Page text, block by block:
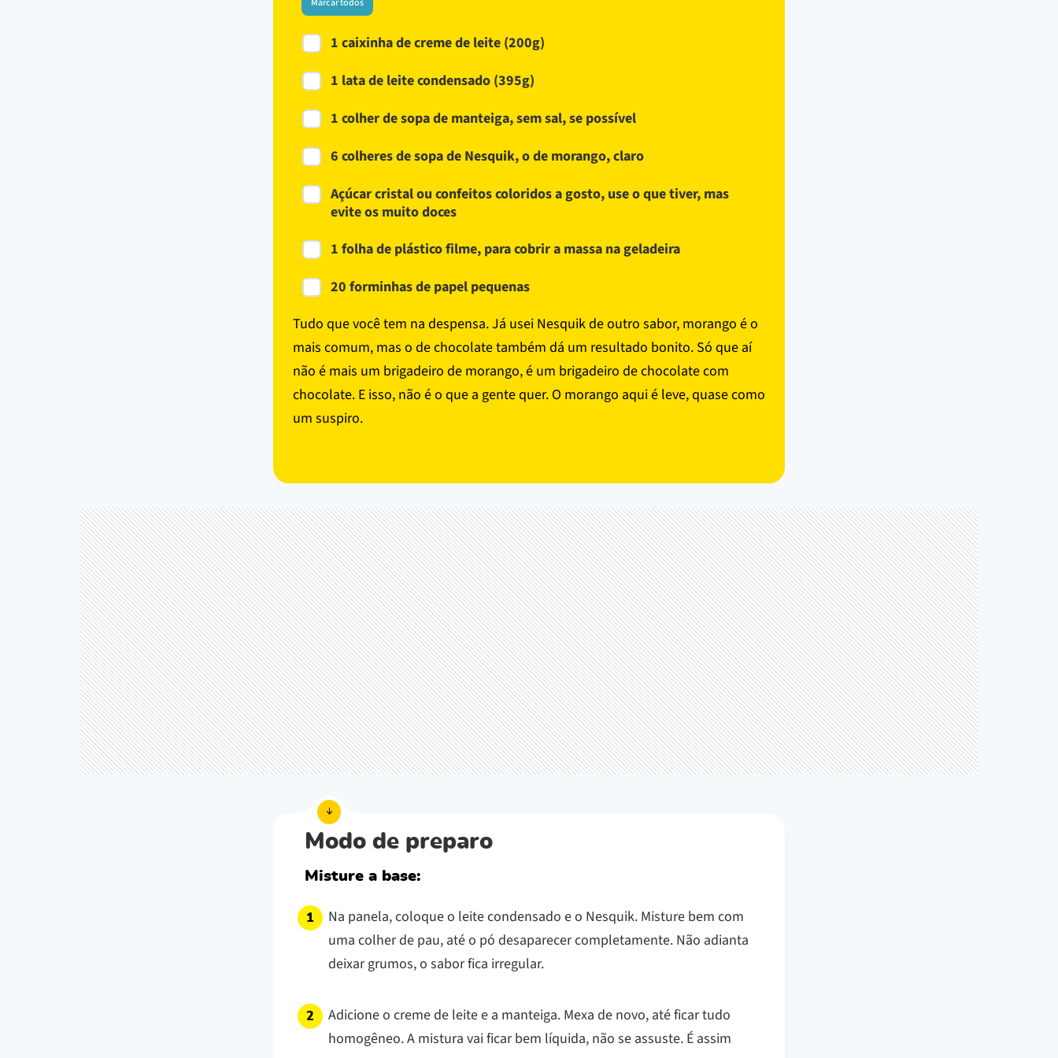
Marcar todos
1 caixinha de creme de leite (200g)
1 lata de leite condensado (395g)
1 colher de sopa de manteiga, sem sal, se possível
6 colheres de sopa de Nesquik, o de morango, claro
Açúcar cristal ou confeitos coloridos a gosto, use o que tiver, mas
evite os muito doces
1 folha de plástico filme, para cobrir a massa na geladeira
20 forminhas de papel pequenas
Tudo que você tem na despensa. Já usei Nesquik de outro sabor, morango é o
mais comum, mas o de chocolate também dá um resultado bonito. Só que aí
não é mais um brigadeiro de morango, é um brigadeiro de chocolate com
chocolate. E isso, não é o que a gente quer. O morango aqui é leve, quase como
um suspiro.
Modo de preparo
Misture a base:
Na panela, coloque o leite condensado e o Nesquik. Misture bem com
uma colher de pau, até o pó desaparecer completamente. Não adianta
deixar grumos, o sabor fica irregular.
Adicione o creme de leite e a manteiga. Mexa de novo, até ficar tudo
homogêneo. A mistura vai ficar bem líquida, não se assuste. É assim